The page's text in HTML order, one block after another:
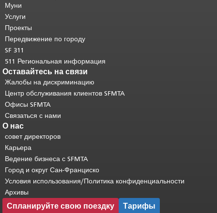
страницы.
страницы повторяется на каждой
странице.
основного содержимого .
Муни
Услуги
Проекты
Передвижение по городу
SF 311
511 Региональная информация
Оставайтесь на связи
Жалобы на дискриминацию
Центр обслуживания клиентов SFMTA
Офисы SFMTA
Связаться с нами
О нас
совет директоров
Карьера
Ведение бизнеса с SFMTA
Город и округ Сан-Франциско
Условия использования/Политика конфиденциальности
Архивы
Спланируйте свою поездку Тарифы